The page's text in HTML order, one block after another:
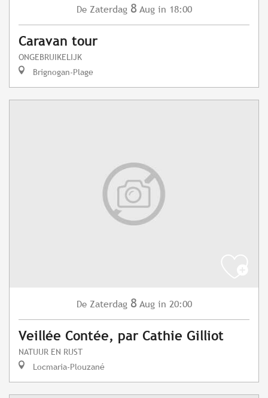
De Zaterdag 8 Aug in 18:00
Caravan tour
ONGEBRUIKELIJK
Brignogan-Plage
De Zaterdag 8 Aug in 20:00
Veillée Contée, par Cathie Gilliot
NATUUR EN RUST
Locmaria-Plouzané